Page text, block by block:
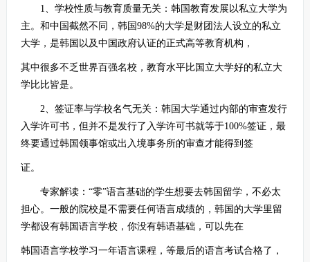
1、学校性质与教育质量无关：韩国教育发展以私立大学为
主。和中国截然不同，韩国98%的大学是财团法人设立的私立
大学，是韩国以及中国政府认证的正式高等教育机构，
其中很多不乏世界百强名校，教育水平比国立大学好的私立大
学比比皆是。
2、签证率与学校名气无关：韩国大学通过内部的审查发行
入学许可书，但并不是发行了入学许可书就等于100%签证，最
终要通过韩国领事馆或出入境事务所的审查才能得到签
证。
专家解读：“零”语言基础的学生想要去韩国留学，不必太
担心。一般的院校是不需要任何语言成绩的，韩国的大学里留
学都设有韩国语言学校，你没有韩语基础，可以先在
韩国语言学校学习一年语言课程，等最后的语言考试合格了，